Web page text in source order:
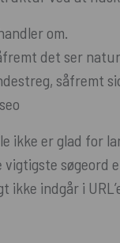
om.
det ser
såfremt
ikke er glad for
søgeord
ikke indgår i